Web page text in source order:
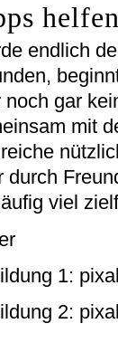
endlich
noch gar
mit
durch
viel
1:
2: